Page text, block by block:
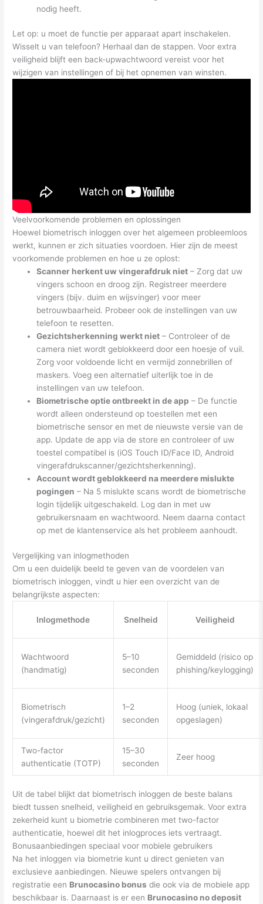
nodig heeft.
Let op: u moet de functie per apparaat apart inschakelen.
Wisselt u van telefoon? Herhaal dan de stappen. Voor extra
veiligheid blijft een back-upwachtwoord vereist voor het
wijzigen van instellingen of bij het opnemen van winsten.
Veelvoorkomende problemen en oplossingen
Hoewel biometrisch inloggen over het algemeen probleemloos
werkt, kunnen er zich situaties voordoen. Hier zijn de meest
voorkomende problemen en hoe u ze oplost:
Scanner herkent uw vingerafdruk niet – Zorg dat uw
vingers schoon en droog zijn. Registreer meerdere
vingers (bijv. duim en wijsvinger) voor meer
betrouwbaarheid. Probeer ook de instellingen van uw
telefoon te resetten.
Gezichtsherkenning werkt niet – Controleer of de
camera niet wordt geblokkeerd door een hoesje of vuil.
Zorg voor voldoende licht en vermijd zonnebrillen of
maskers. Voeg een alternatief uiterlijk toe in de
instellingen van uw telefoon.
Biometrische optie ontbreekt in de app – De functie
wordt alleen ondersteund op toestellen met een
biometrische sensor en met de nieuwste versie van de
app. Update de app via de store en controleer of uw
toestel compatibel is (iOS Touch ID/Face ID, Android
vingerafdrukscanner/gezichtsherkenning).
Account wordt geblokkeerd na meerdere mislukte
pogingen – Na 5 mislukte scans wordt de biometrische
login tijdelijk uitgeschakeld. Log dan in met uw
gebruikersnaam en wachtwoord. Neem daarna contact
op met de klantenservice als het probleem aanhoudt.
Vergelijking van inlogmethoden
Om u een duidelijk beeld te geven van de voordelen van
biometrisch inloggen, vindt u hier een overzicht van de
belangrijkste aspecten:
Inlogmethode Snelheid Veiligheid
Wachtwoord
(handmatig)
5–10
seconden
Gemiddeld (risico op
phishing/keylogging)
Biometrisch
(vingerafdruk/gezicht)
1–2
seconden
Hoog (uniek, lokaal
opgeslagen)
Two-factor
authenticatie (TOTP)
15–30
seconden
Zeer hoog
Uit de tabel blijkt dat biometrisch inloggen de beste balans
biedt tussen snelheid, veiligheid en gebruiksgemak. Voor extra
zekerheid kunt u biometrie combineren met two-factor
authenticatie, hoewel dit het inlogproces iets vertraagt.
Bonusaanbiedingen speciaal voor mobiele gebruikers
Na het inloggen via biometrie kunt u direct genieten van
exclusieve aanbiedingen. Nieuwe spelers ontvangen bij
registratie een Brunocasino bonus die ook via de mobiele app
beschikbaar is. Daarnaast is er een Brunocasino no deposit